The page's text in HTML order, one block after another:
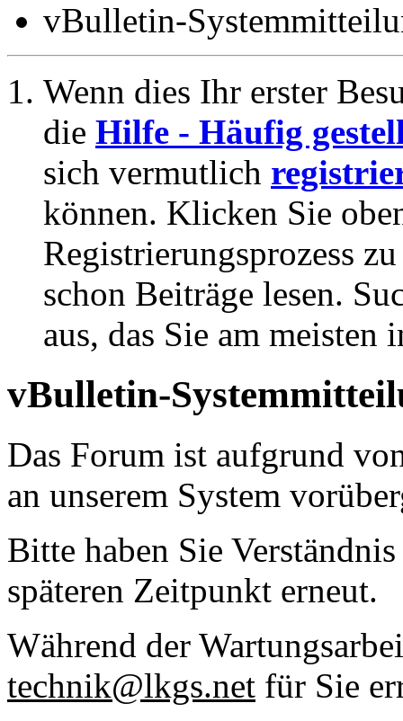
vBulletin-
Wenn dies Ihr erster
die Hilfe - Häufig
sich vermutlich
können. Klicken Sie
Registrierungsprozess
schon Beiträge lesen.
aus, das Sie am meisten
vBulletin-
Das Forum ist aufgrund
an unserem System
Bitte haben Sie
späteren Zeitpunkt erneut.
Während der
technik@lkgs.net für Sie